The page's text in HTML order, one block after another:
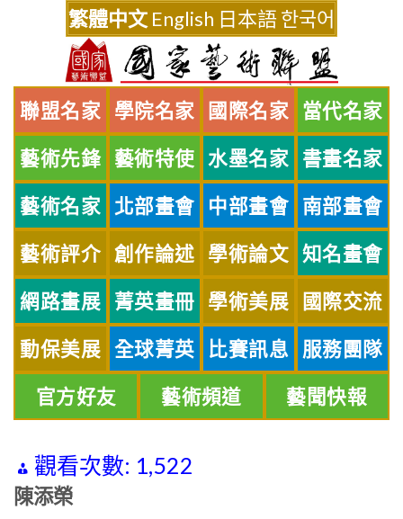
繁體中文 English 日本語한국어
聯盟名家 學院名家 國際名家 當代名家
藝術先鋒 藝術特使 水墨名家 書畫名家
藝術名家 北部畫會 中部畫會 南部畫會
藝術評介 創作論述 學術論文 知名畫會
網路畫展 菁英畫冊 學術美展 國際交流
動保美展 全球菁英 比賽訊息 服務團隊
官方好友 藝術頻道 藝聞快報
觀看次數: 1,522
陳添榮